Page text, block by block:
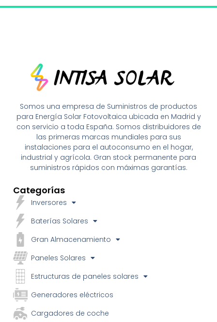
Somos una empresa de Suministros de productos
para Energía Solar Fotovoltaica ubicada en Madrid y
con servicio a toda España. Somos distribuidores de
las primeras marcas mundiales para sus
instalaciones para el autoconsumo en el hogar,
industrial y agrícola. Gran stock permanente para
suministros rápidos con máximas garantías.
Categorías
Inversores
Baterías Solares
Gran Almacenamiento
Paneles Solares
Estructuras de paneles solares
Generadores eléctricos
Cargadores de coche